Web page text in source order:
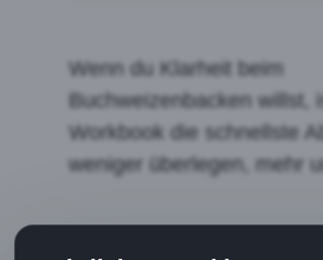
Wenn du Klarheit beim
Buchweizenbacken willst,
Workbook die schnellste
weniger überlegen, mehr